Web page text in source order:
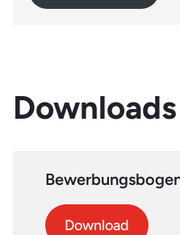
Downloads
Download